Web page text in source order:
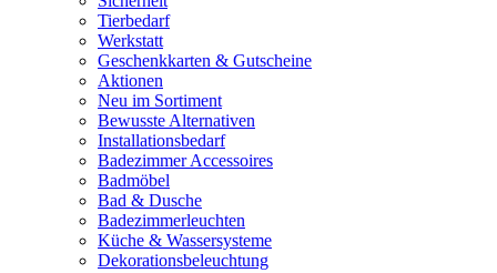
Tierbedarf
Werkstatt
Geschenkkarten & Gutscheine
Aktionen
Neu im Sortiment
Bewusste Alternativen
Installationsbedarf
Badezimmer Accessoires
Badmöbel
Bad & Dusche
Badezimmerleuchten
Küche & Wassersysteme
Dekorationsbeleuchtung